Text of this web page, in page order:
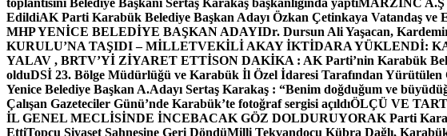
toplantısını Belediye Başkanı Sertaş Karakaş başkanlığında yaptıMARZINC
EdildiAK Parti Karabük Belediye Başkan Adayı Özkan Çetinkaya Vatandaş ve
MHP YENİCE BELEDİYE BAŞKAN ADAYIDr. Dursun Ali Yaşacan,
KURULU’NA TAŞIDI – MİLLETVEKİLİ AKAY İKTİDARA YÜKLENDİ:
YALAV , BRTV’Yİ ZİYARET ETTİSON DAKİKA : AK Parti’nin Karabük
olduDSİ 23. Bölge Müdürlüğü ve Karabük İl Özel İdaresi Tarafından Yürütülen
Yenice Belediye Başkan A.Adayı Sertaş Karakaş : “Benim doğduğum ve
Çalışan Gazeteciler Günü’nde Karabük’te fotoğraf sergisi açıldıÖLÇÜ VE
İL GENEL MECLİSİNDE İNCEBACAK GÖZ DOLDURUYORAK Parti
EttiTopçu Siyaset Sahnesine Geri DöndüMilli Tekvandocu Kübra Dağlı,